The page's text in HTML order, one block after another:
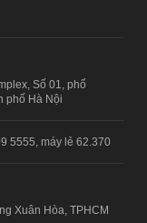
Số 01, phố
phố Hà Nội
5555, máy lẻ 62.370
Xuân Hòa, TPHCM